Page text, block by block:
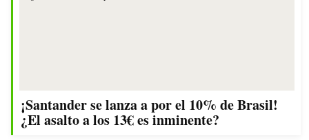
¡Santander se lanza a por el 10% de Brasil!
¿El asalto a los 13€ es inminente?